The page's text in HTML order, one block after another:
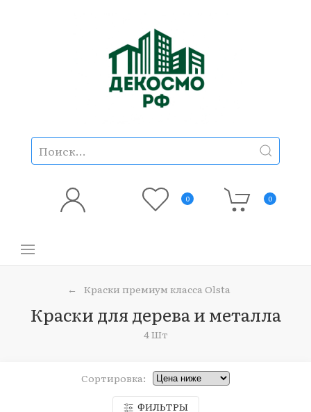
0 0
Краски премиум класса Olsta
Краски для дерева и металла
4 Шт
Сортировка:
ФИЛЬТРЫ